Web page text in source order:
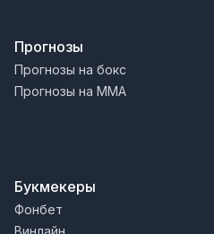
Прогнозы
Прогнозы на бокс
Прогнозы на MMA
Букмекеры
Фонбет
Винлайн